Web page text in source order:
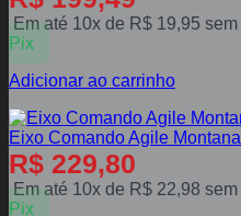
Em até 10x de R$ 19,95
Pix
Adicionar ao carrinho
Eixo Comando Agile
R$ 229,80
Em até 10x de R$ 22,98
Pix